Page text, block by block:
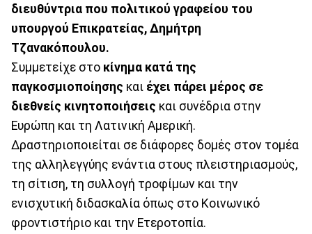
διευθύντρια που πολιτικού γραφείου του
υπουργού Επικρατείας, Δημήτρη
Τζανακόπουλου.
Συμμετείχε στο κίνημα κατά της
παγκοσμιοποίησης και έχει πάρει μέρος σε
διεθνείς κινητοποιήσεις και συνέδρια στην
Ευρώπη και τη Λατινική Αμερική.
Δραστηριοποιείται σε διάφορες δομές στον τομέα
της αλληλεγγύης ενάντια στους πλειστηριασμούς,
τη σίτιση, τη συλλογή τροφίμων και την
ενισχυτική διδασκαλία όπως στο Κοινωνικό
φροντιστήριο και την Ετεροτοπία.